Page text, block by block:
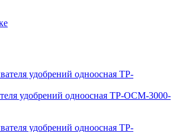
удобрений одноосная ТР-ОСМ-3000-